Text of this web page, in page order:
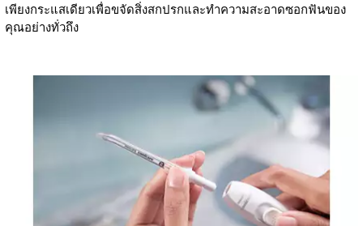
เพียงกระแสเดียวเพื่อขจัดสิ่งสกปรกและทำความสะอาดซอกฟันของ
คุณอย่างทั่วถึง